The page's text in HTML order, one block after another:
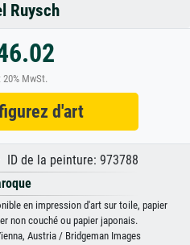
Ruysch
20% MwSt.
d'art
de la peinture: 973788
en impression d'art sur toile, papier
non couché ou papier japonais.
Austria / Bridgeman Images